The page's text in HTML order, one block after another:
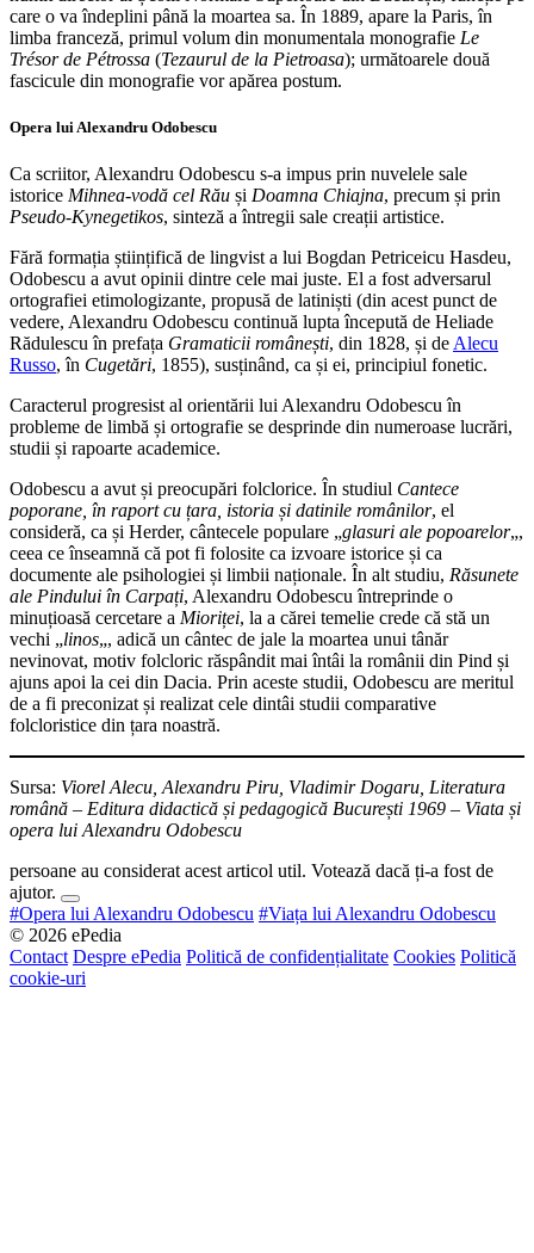
care o va îndeplini până la moartea sa. În 1889, apare la Paris, în
limba franceză, primul volum din monumentala monografie Le
Trésor de Pétrossa (Tezaurul de la Pietroasa); următoarele două
fascicule din monografie vor apărea postum.
Opera lui Alexandru Odobescu
Ca scriitor, Alexandru Odobescu s-a impus prin nuvelele sale
istorice Mihnea-vodă cel Rău și Doamna Chiajna, precum și prin
Pseudo-Kynegetikos, sinteză a întregii sale creații artistice.
Fără formația științifică de lingvist a lui Bogdan Petriceicu Hasdeu,
Odobescu a avut opinii dintre cele mai juste. El a fost adversarul
ortografiei etimologizante, propusă de latiniști (din acest punct de
vedere, Alexandru Odobescu continuă lupta începută de Heliade
Rădulescu în prefața Gramaticii românești, din 1828, și de Alecu
Russo, în Cugetări, 1855), susținând, ca și ei, principiul fonetic.
Caracterul progresist al orientării lui Alexandru Odobescu în
probleme de limbă și ortografie se desprinde din numeroase lucrări,
studii și rapoarte academice.
Odobescu a avut și preocupări folclorice. În studiul Cantece
poporane, în raport cu țara, istoria și datinile românilor, el
consideră, ca și Herder, cântecele populare „glasuri ale popoarelor„,
ceea ce înseamnă că pot fi folosite ca izvoare istorice și ca
documente ale psihologiei și limbii naționale. În alt studiu, Răsunete
ale Pindului în Carpați, Alexandru Odobescu întreprinde o
minuțioasă cercetare a Mioriței, la a cărei temelie crede că stă un
vechi „linos„, adică un cântec de jale la moartea unui tânăr
nevinovat, motiv folcloric răspândit mai întâi la românii din Pind și
ajuns apoi la cei din Dacia. Prin aceste studii, Odobescu are meritul
de a fi preconizat și realizat cele dintâi studii comparative
folcloristice din țara noastră.
Sursa: Viorel Alecu, Alexandru Piru, Vladimir Dogaru, Literatura
română – Editura didactică și pedagogică București 1969 – Viata și
opera lui Alexandru Odobescu
persoane au considerat acest articol util. Votează dacă ți-a fost de
ajutor.
#Opera lui Alexandru Odobescu #Viața lui Alexandru Odobescu
© 2026 ePedia
Contact Despre ePedia Politică de confidențialitate Cookies Politică
cookie-uri